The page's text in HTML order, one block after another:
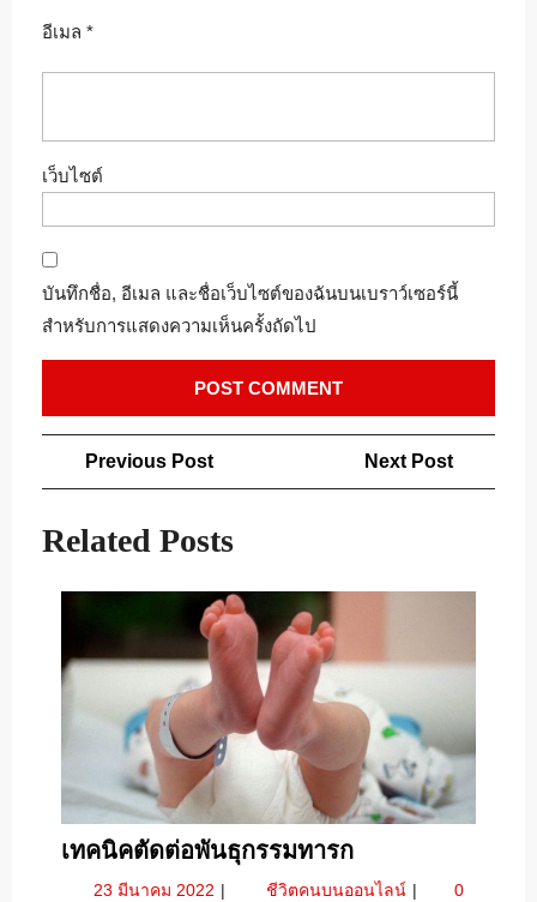
อีเมล *
เว็บไซต์
บันทึกชื่อ, อีเมล และชื่อเว็บไซต์ของฉันบนเบราว์เซอร์นี้
สำหรับการแสดงความเห็นครั้งถัดไป
แนะแนว
เรื่อง
Previous PostPrevious
Next Post
Related Posts
เทคนิคตัดต่อพันธุกรรมทารกเทคนิค
ตัด
23 มีนาคม 2022 23
ชีวิตคนบนออนไลน์ เทคนิค0